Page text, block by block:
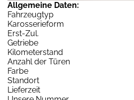
Allgemeine Daten:
Fahrzeugtyp
Karosserieform
Erst-Zul.
Getriebe
Kilometerstand
Anzahl der Türen
Farbe
Standort
Lieferzeit